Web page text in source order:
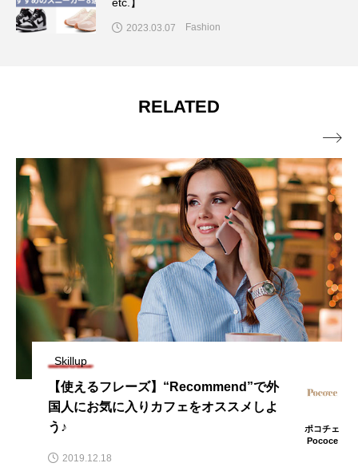
2023.03.07 Fashion
RELATED
ビジネス英語の落とし穴 「All Right」は
使って大丈夫？
2020.02.06
